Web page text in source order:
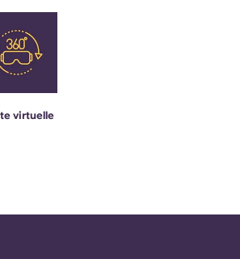
virtuelle